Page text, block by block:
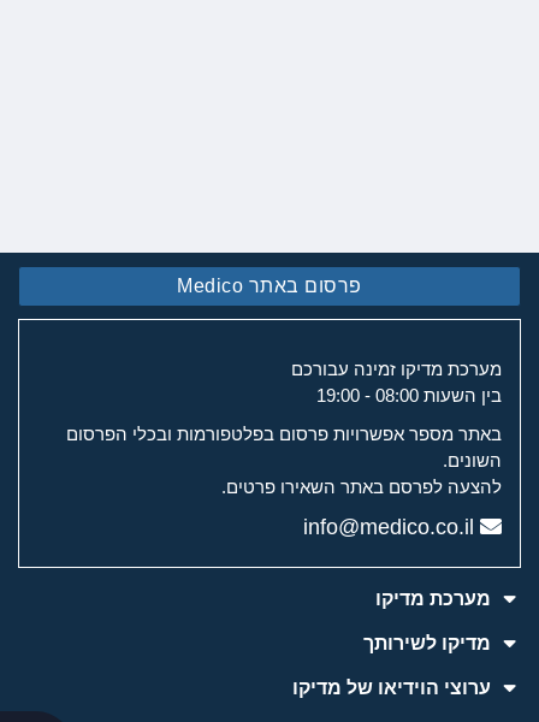
פרסום באתר Medico
מערכת מדיקו זמינה עבורכם
בין השעות 08:00 - 19:00
באתר מספר אפשרויות פרסום בפלטפורמות ובכלי הפרסום
השונים.
להצעה לפרסם באתר השאירו פרטים.
info@medico.co.il
מערכת מדיקו
מדיקו לשירותך
ערוצי הוידיאו של מדיקו